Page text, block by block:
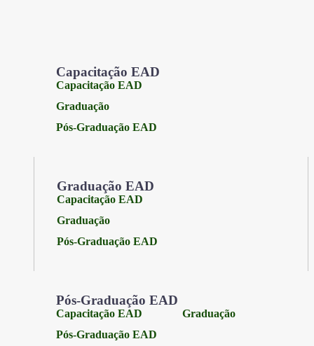
Capacitação EAD
Capacitação EAD
Graduação
Pós-Graduação EAD
Graduação EAD
Capacitação EAD
Graduação
Pós-Graduação EAD
Pós-Graduação EAD
Capacitação EAD
Graduação
Pós-Graduação EAD